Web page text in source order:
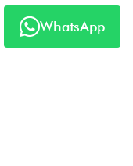
WhatsApp